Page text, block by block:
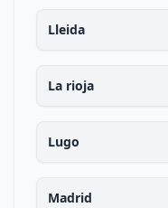
Lleida
La rioja
Lugo
Madrid